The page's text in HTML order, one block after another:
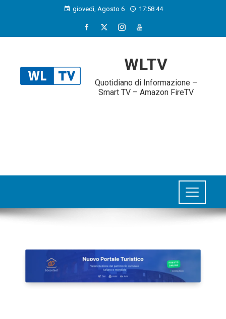
giovedì, Agosto 6 17:58:44
WLTV
Quotidiano di Informazione –
Smart TV – Amazon FireTV